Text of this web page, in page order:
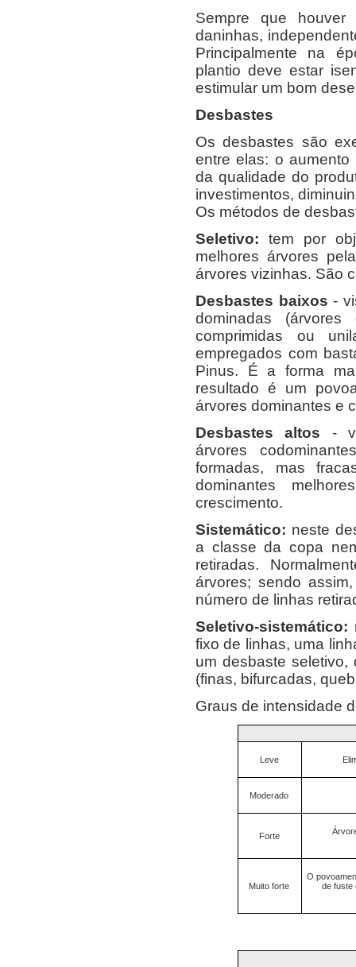
Sempre que
daninhas,
Principalmente na
plantio deve estar
estimular um bom
Desbastes
Os desbastes são
entre elas: o
da qualidade do
investimentos,
Os métodos de
Seletivo: tem por
melhores árvores
árvores vizinhas. São
Desbastes baixos -
dominadas
comprimidas ou
empregados com
Pinus. É a forma
resultado é um
árvores dominantes e
Desbastes altos -
árvores
formadas, mas
dominantes
crescimento.
Sistemático: neste
a classe da copa
retiradas.
árvores; sendo
número de linhas
Seletivo-sistemático:
fixo de linhas, uma
um desbaste
(finas, bifurcadas,
Graus de intensidade
Leve
Moderado
Forte
Muito forte
O
de fuste